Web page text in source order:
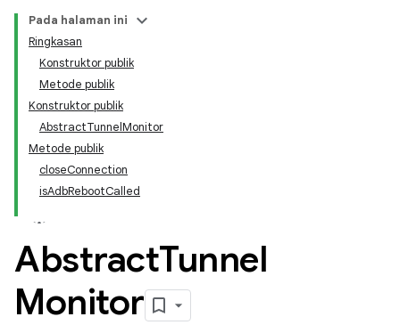
Pada halaman ini
Ringkasan
Konstruktor publik
Metode publik
Konstruktor publik
AbstractTunnelMonitor
Metode publik
closeConnection
isAdbRebootCalled
AbstractTunnel
Monitor